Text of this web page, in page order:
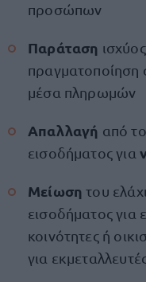
προσώπων
Παράταση
πραγματοποίηση
μέσα πληρωμών
Απαλλαγή από
εισοδήματος για
Μείωσητου
εισοδήματος για
κοινότητες ή
για